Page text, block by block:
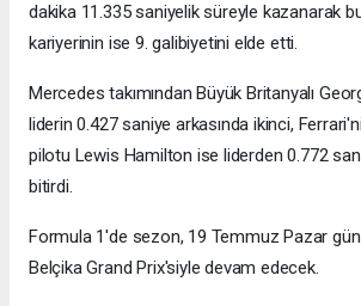
dakika 11.335 saniyelik süreyle kazanarak
kariyerinin ise 9. galibiyetini elde etti.
Mercedes takımından Büyük Britanyalı
liderin 0.427 saniye arkasında ikinci,
pilotu Lewis Hamilton ise liderden 0.772
bitirdi.
Formula 1'de sezon, 19 Temmuz Pazar
Belçika Grand Prix'siyle devam edecek.